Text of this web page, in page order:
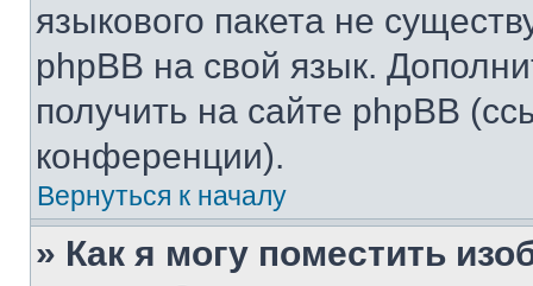
языкового пакета не
phpBB на свой язык.
получить на сайте phpBB
конференции).
Вернуться к началу
» Как я могу поместить